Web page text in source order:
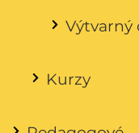
Výtvarný
Kurzy